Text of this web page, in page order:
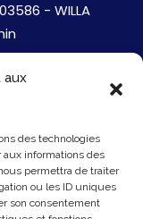
aux
des technologies
informations des
permettra de traiter
ou les ID uniques
son consentement
- WILLA
Jobs
Mentions Légales
de cookies
Presse